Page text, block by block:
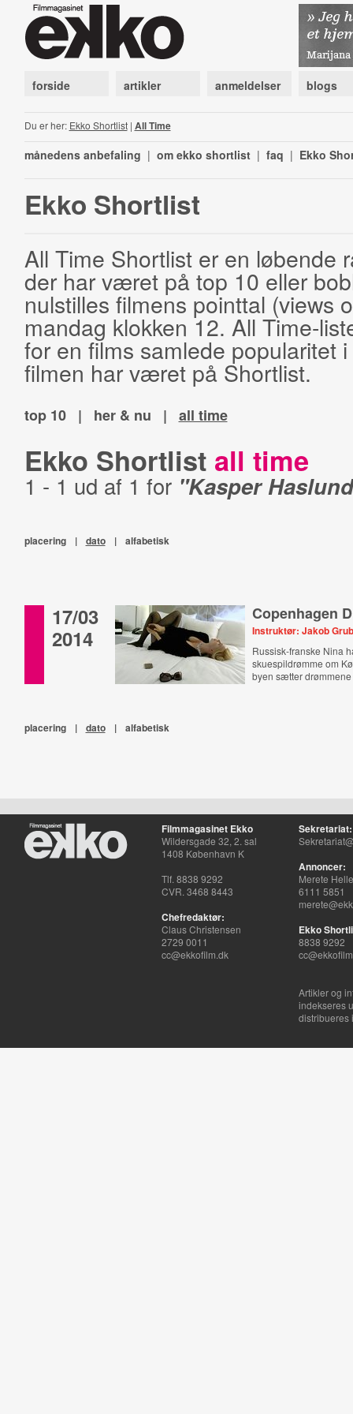
forside artikler anmeldelser blogs
Du er her: Ekko Shortlist| All Time
månedens anbefaling | om ekko shortlist | faq | Ekko
Ekko Shortlist
All Time Shortlist er en løbende
der har været på top 10 eller
nulstilles filmens pointtal (views
mandag klokken 12. All Time-
for en films samlede popularitet
filmen har været på Shortlist.
top 10 | her & nu | all time
Ekko Shortlist all time
1 - 1 ud af 1 for "Kasper
placering | dato | alfabetisk
17/03
2014
Copenhagen
Instruktør: Jakob
Russisk-franske Nina
skuespildrømme om
byen sætter
placering | dato | alfabetisk
Filmmagasinet Ekko
Wildersgade 32, 2. sal
1408 København K
Tlf. 8838 9292
CVR. 3468 8443
Chefredaktør:
Claus Christensen
2729 0011
cc@ekkofilm.dk
Sekretariat:
Annoncer:
Merete
6111 5851
Ekko
8838 9292
Artikler og
indekseres
distribueres